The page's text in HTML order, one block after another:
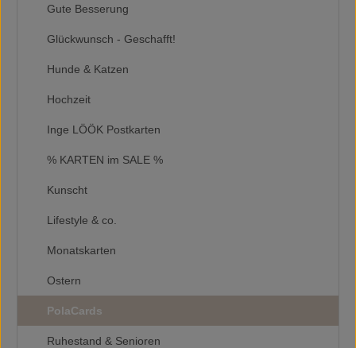
Gute Besserung
Glückwunsch - Geschafft!
Hunde & Katzen
Hochzeit
Inge LÖÖK Postkarten
% KARTEN im SALE %
Kunscht
Lifestyle & co.
Monatskarten
Ostern
PolaCards
Ruhestand & Senioren